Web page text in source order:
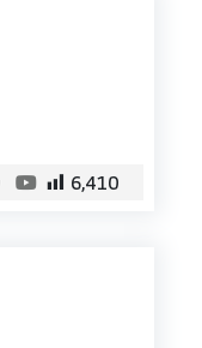
6,410